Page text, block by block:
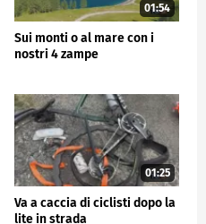
01:54
Sui monti o al mare con i
nostri 4 zampe
01:25
Va a caccia di ciclisti dopo la
lite in strada